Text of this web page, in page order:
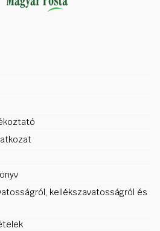
kellékszavatosságról és